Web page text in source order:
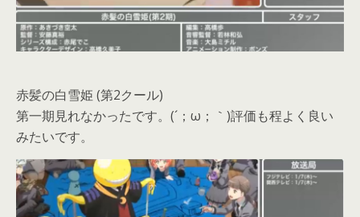
赤髪の白雪姫 (第2クール)
第一期見れなかったです。(´；ω；｀)評価も程よく良い
みたいです。